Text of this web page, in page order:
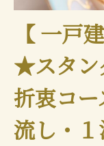
【 一戸
★スタン
折衷コ
流し・